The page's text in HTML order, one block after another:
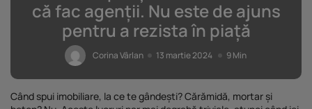
mai...
25 noiembrie 2025 8 Min
Investițiile publice și private
remodelează...
25 noiembrie 2025 9 Min
că fac agenții. Nu este de ajuns
pentru a rezista în piață
Corina Vârlan 13 martie 2024 9 Min
Când spui imobiliare, la ce te gândești? Cărămidă, mortar și